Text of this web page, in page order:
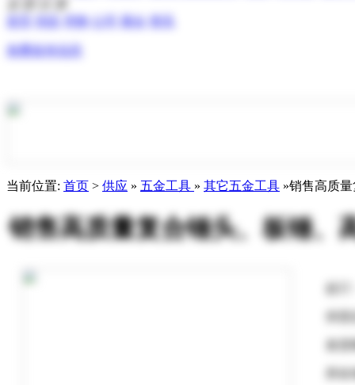
求购 展会
免费发布信息
当前位置: 首页 > 供应 » 五金工具 » 其它五金工具 »销售高质
销售高质量复合锤头、板锤、